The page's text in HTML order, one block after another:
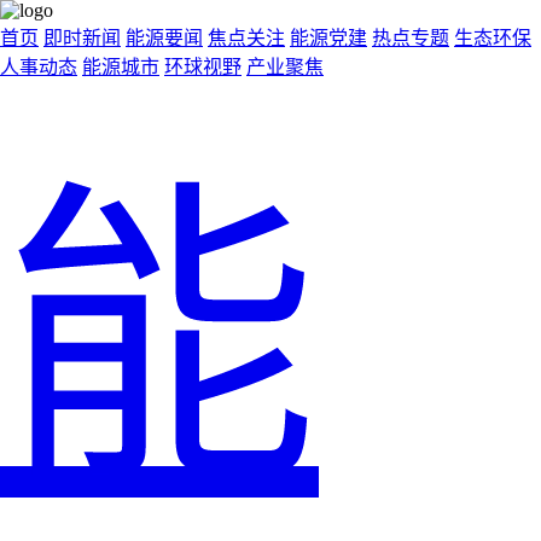
首页 即时新闻 能源要闻 焦点关注 能源党建 热点专题 生态环保
人事动态 能源城市 环球视野 产业聚焦
能